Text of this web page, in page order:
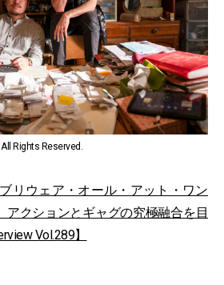
Rights Reserved.
リウェア・オール・アット・ワン
クションとギャグの究極融合を目
Vol.289】